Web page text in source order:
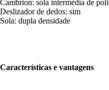
Cambrion: sola intermédia de
Deslizador de dedos: sim
Sola: dupla densidade
Características e vantagens